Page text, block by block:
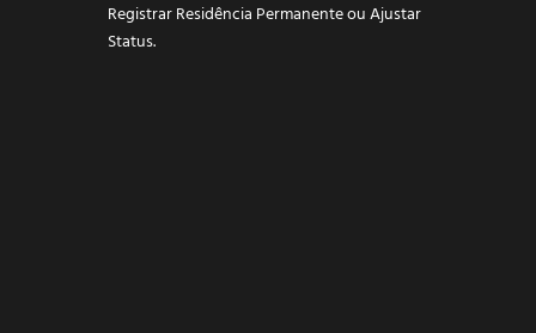
Registrar Residência Permanente ou Ajustar
Status.